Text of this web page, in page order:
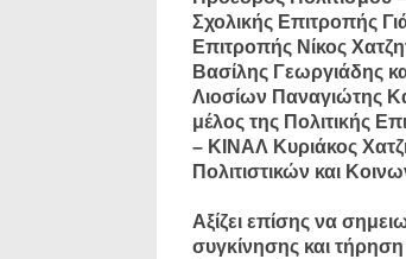
Σχολικής Επιτροπής
Επιτροπής Νίκος
Βασίλης Γεωργιάδης
Λιοσίων Παναγιώτης
μέλος της Πολιτικής
– ΚΙΝΑΛ Κυριάκος
Πολιτιστικών και
Αξίζει επίσης να
συγκίνησης και